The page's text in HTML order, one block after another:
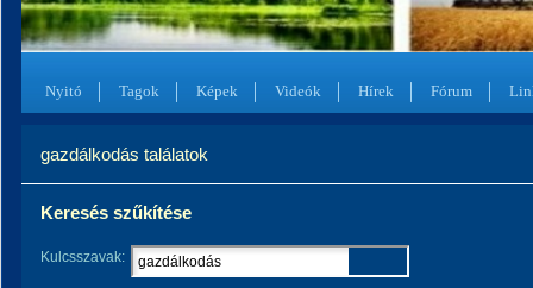
Nyitó Tagok Képek Videók Hírek Fórum
gazdálkodás találatok
Keresés szűkítése
Kulcsszavak: